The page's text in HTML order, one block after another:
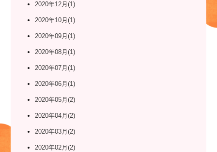
2020年12月(1)
2020年10月(1)
2020年09月(1)
2020年08月(1)
2020年07月(1)
2020年06月(1)
2020年05月(2)
2020年04月(2)
2020年03月(2)
2020年02月(2)